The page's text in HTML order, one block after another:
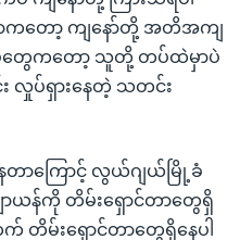
တော့ ကျနော်တို့ အတိအကျ
ပ်တွေကတော့ သူတို့ တပ်ထဲမှာပဲ
လှုပ်ရှားနေတဲ့ သတင်း
တာကြောင့် လွယ်ဂျယ်မြို့ခံ
ာယန်ကို တိမ်းရှောင်တာတွေရှိ
မ်းရှောင်တာတွေရှိနေပါ